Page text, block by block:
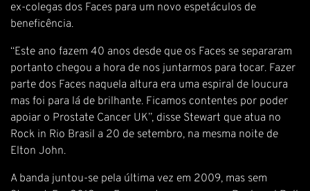
ex-colegas dos Faces para um novo espetáculos de
beneficência.
“Este ano fazem 40 anos desde que os Faces se separaram
portanto chegou a hora de nos juntarmos para tocar. Fazer
parte dos Faces naquela altura era uma espiral de loucura
mas foi para lá de brilhante. Ficamos contentes por poder
apoiar o Prostate Cancer UK”, disse Stewart que atua no
Rock in Rio Brasil a 20 de setembro, na mesma noite de
Elton John.
A banda juntou-se pela última vez em 2009, mas sem